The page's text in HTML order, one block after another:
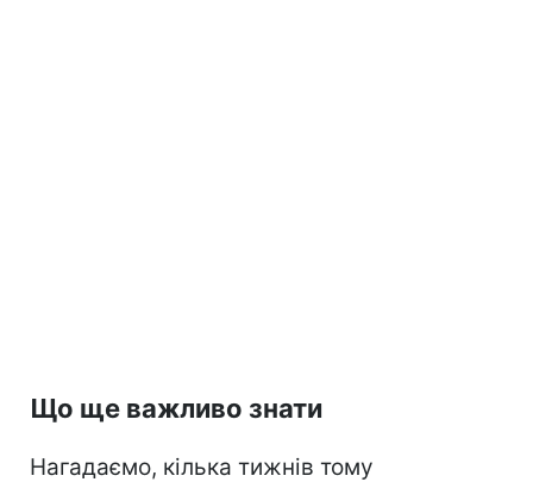
Що ще важливо знати
Нагадаємо, кілька тижнів тому